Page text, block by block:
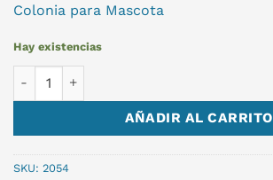
Colonia para Mascota
Hay existencias
AÑADIR AL CARRITO
SKU: 2054